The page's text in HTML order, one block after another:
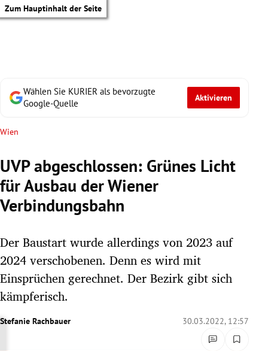
Zum Hauptinhalt der Seite
Untermenü
Wählen Sie KURIER als bevorzugte
Google-Quelle
Aktivieren
Wien
UVP abgeschlossen: Grünes Licht
für Ausbau der Wiener
Verbindungsbahn
Der Baustart wurde allerdings von 2023 auf
2024 verschobenen. Denn es wird mit
Einsprüchen gerechnet. Der Bezirk gibt sich
kämpferisch.
Stefanie Rachbauer 30.03.2022, 12:57